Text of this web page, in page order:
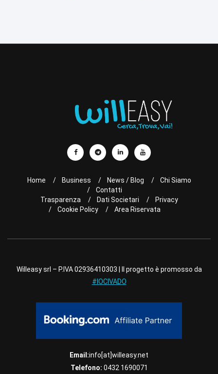
Home Business News / Blog
Chi Siamo
Contatti
Trasparenza
Dati Societari
Privacy
Cookie Policy
Area Riservata
Willeasy srl – P.IVA 02936410303 | Il progetto è promosso da
#IOCIVADO
Email:info[at]willeasy.net
Telefono: 0432 1690071